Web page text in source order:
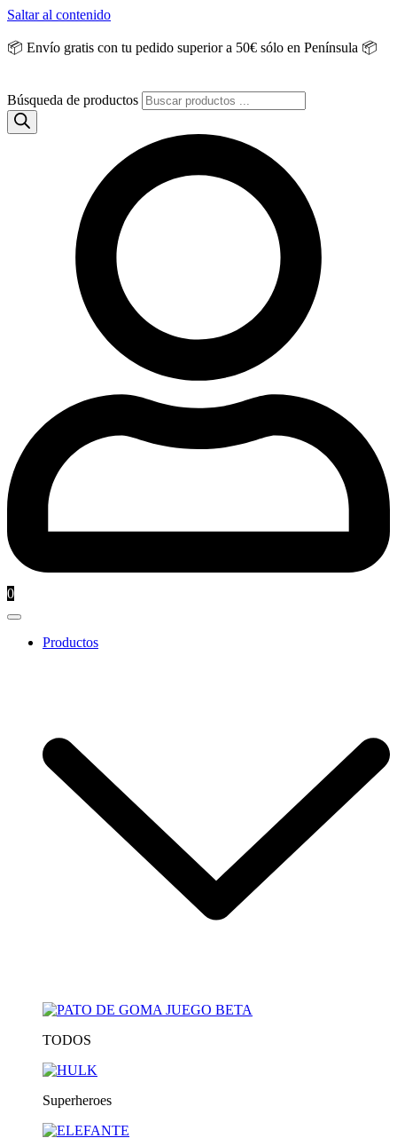
Saltar al contenido
📦 Envío gratis con tu pedido superior a 50€ sólo en Península 📦
Búsqueda de productos
0
Productos
TODOS
Superheroes